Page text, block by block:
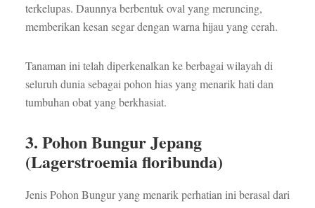
terkelupas. Daunnya berbentuk oval yang meruncing,
memberikan kesan segar dengan warna hijau yang cerah.
Tanaman ini telah diperkenalkan ke berbagai wilayah di
seluruh dunia sebagai pohon hias yang menarik hati dan
tumbuhan obat yang berkhasiat.
3. Pohon Bungur Jepang
(Lagerstroemia floribunda)
Jenis Pohon Bungur yang menarik perhatian ini berasal dari